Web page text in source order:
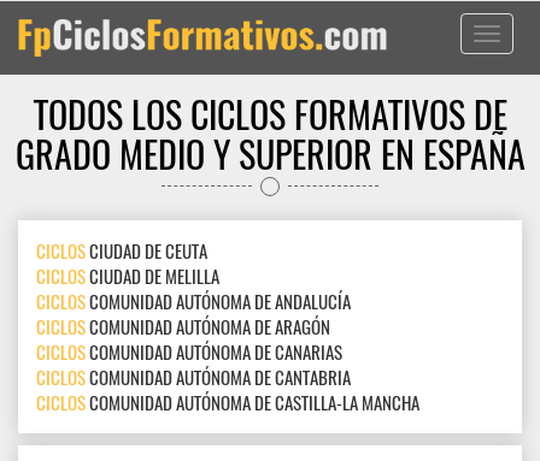
Toggle
TODOS LOS CICLOS FORMATIVOS DE
GRADO MEDIO Y SUPERIOR EN ESPAÑA
CICLOSCIUDAD DE CEUTA
CICLOSCIUDAD DE MELILLA
CICLOSCOMUNIDAD AUTÓNOMA DE ANDALUCÍA
CICLOSCOMUNIDAD AUTÓNOMA DE ARAGÓN
CICLOSCOMUNIDAD AUTÓNOMA DE CANARIAS
CICLOSCOMUNIDAD AUTÓNOMA DE CANTABRIA
CICLOSCOMUNIDAD AUTÓNOMA DE CASTILLA-LA MANCHA